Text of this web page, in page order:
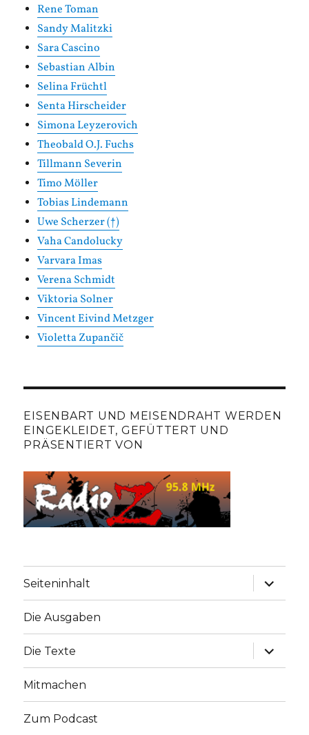
Rene Toman
Sandy Malitzki
Sara Cascino
Sebastian Albin
Selina Früchtl
Senta Hirscheider
Simona Leyzerovich
Theobald O.J. Fuchs
Tillmann Severin
Timo Möller
Tobias Lindemann
Uwe Scherzer (†)
Vaha Candolucky
Varvara Imas
Verena Schmidt
Viktoria Solner
Vincent Eivind Metzger
Violetta Zupančič
EISENBART UND MEISENDRAHT WERDEN
EINGEKLEIDET, GEFÜTTERT UND
PRÄSENTIERT VON
Seiteninhalt
Die Ausgaben
Die Texte
Mitmachen
Zum Podcast